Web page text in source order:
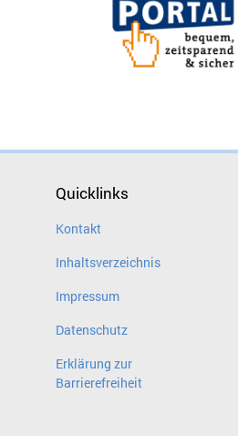
Quicklinks
Kontakt
Inhaltsverzeichnis
Impressum
Datenschutz
Erklärung zur
Barrierefreiheit